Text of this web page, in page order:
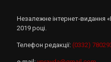
Незалежне інтернет-видання
2019 році.
Телефон редакції: (0332)